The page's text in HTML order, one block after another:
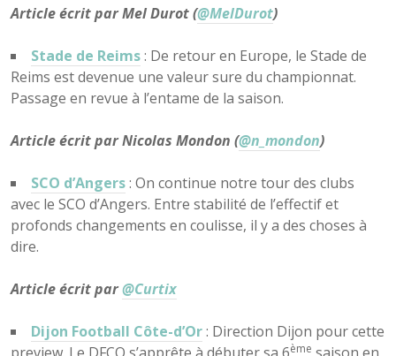
Article écrit par Mel Durot (@MelDurot)
Stade de Reims: De retour en Europe, le Stade de
Reims est devenue une valeur sure du championnat.
Passage en revue à l’entame de la saison.
Article écrit par Nicolas Mondon (@n_mondon)
SCO d’Angers: On continue notre tour des clubs
avec le SCO d’Angers. Entre stabilité de l’effectif et
profonds changements en coulisse, il y a des choses à
dire.
Article écrit par@Curtix
Dijon Football Côte-d’Or: Direction Dijon pour cette
ème